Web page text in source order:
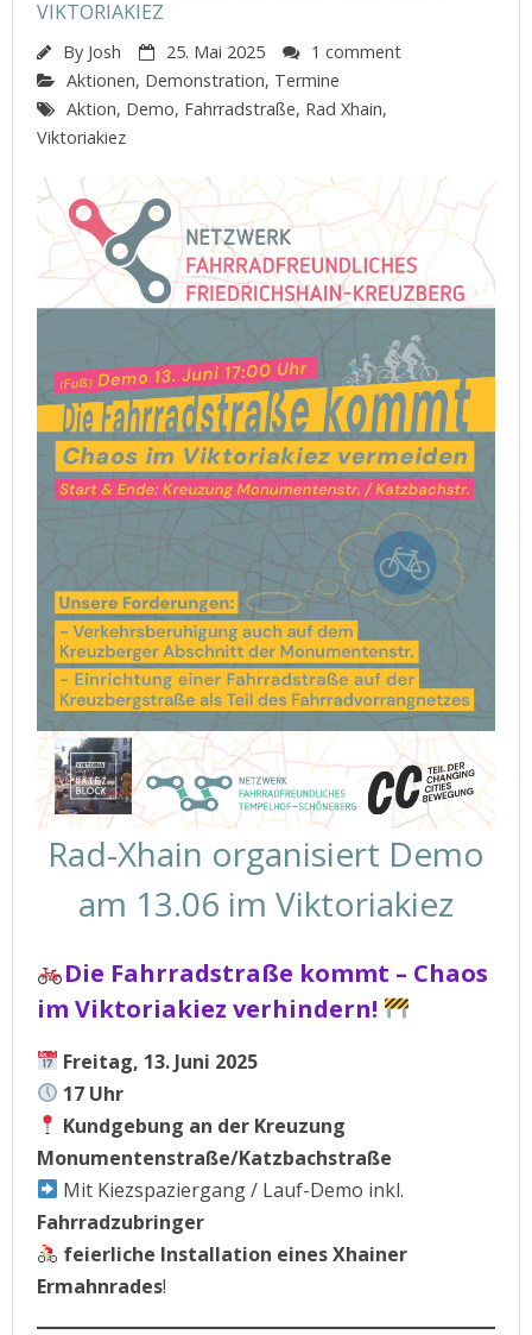
VIKTORIAKIEZ
By Josh 25. Mai 2025
1 comment
Aktionen, Demonstration, Termine
Aktion, Demo, Fahrradstraße, Rad Xhain,
Viktoriakiez
Rad-Xhain organisiert Demo
am 13.06 im Viktoriakiez
Die Fahrradstraße kommt – Chaos
im Viktoriakiez verhindern!
Freitag, 13. Juni 2025
17 Uhr
Kundgebung an der Kreuzung
Monumentenstraße/Katzbachstraße
Mit Kiezspaziergang / Lauf-Demo inkl.
Fahrradzubringer
feierliche Installation eines Xhainer
Ermahnrades!